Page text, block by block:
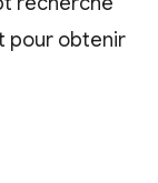
pour obtenir